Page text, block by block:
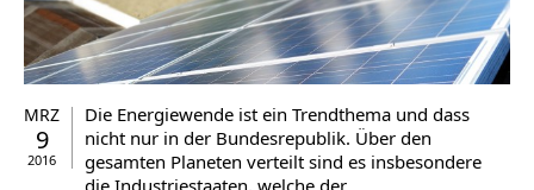
MRZ
9
2016
Die Energiewende ist ein Trendthema und dass
nicht nur in der Bundesrepublik. Über den
gesamten Planeten verteilt sind es insbesondere